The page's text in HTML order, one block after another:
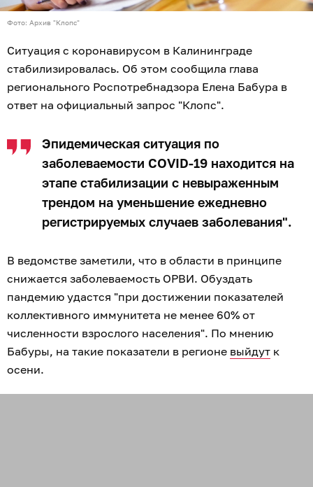
Фото: Архив "Клопс"
Ситуация с коронавирусом в Калининграде
стабилизировалась. Об этом сообщила глава
регионального Роспотребнадзора Елена Бабура в
ответ на официальный запрос "Клопс".
Эпидемическая ситуация по
заболеваемости COVID-19 находится на
этапе стабилизации с невыраженным
трендом на уменьшение ежедневно
регистрируемых случаев заболевания".
В ведомстве заметили, что в области в принципе
снижается заболеваемость ОРВИ. Обуздать
пандемию удастся "при достижении показателей
коллективного иммунитета не менее 60% от
численности взрослого населения". По мнению
Бабуры, на такие показатели в регионе выйдут к
осени.